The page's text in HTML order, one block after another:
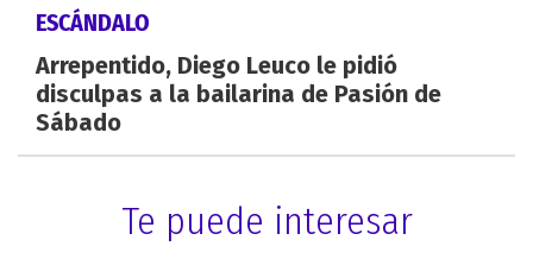
ESCÁNDALO
Arrepentido, Diego Leuco le pidió
disculpas a la bailarina de Pasión de
Sábado
Te puede interesar